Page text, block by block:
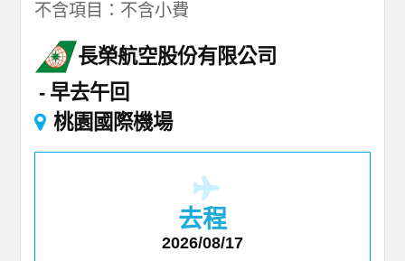
不含項目：不含小費
長榮航空股份有限公司
早去午回
桃園國際機場
去程
2026/08/17